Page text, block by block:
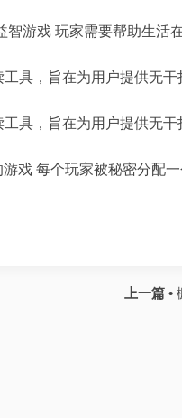
游戏 玩家需要帮助生活
具，旨在为用户提供无干
具，旨在为用户提供无干
戏 每个玩家被秘密分配一
上一篇 •